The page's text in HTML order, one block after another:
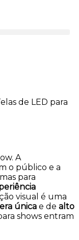
de LED para
A
o público e a
para
visual é uma
única e de alto
shows entram